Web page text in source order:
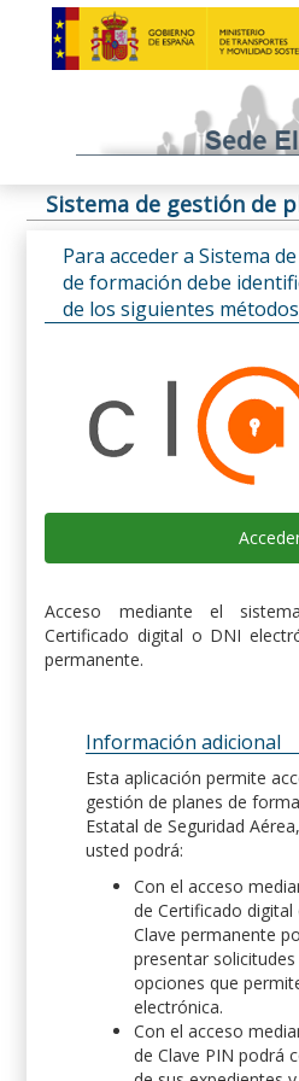
Sistema de gestión de
Para acceder a Sistema
de formación debe
de los siguientes métodos
Acceso mediante el
Certificado digital o DNI
permanente.
Información adicional
Esta aplicación permite
gestión de planes de
Estatal de Seguridad
usted podrá:
Con el acceso
de Certificado
Clave permanente
presentar
opciones que
electrónica.
Con el acceso
de Clave PIN podrá